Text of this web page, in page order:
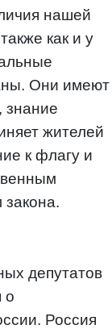
нашей
как и у
Они имеют
знание
жителей
к флагу и
закона.
депутатов
о
Россия